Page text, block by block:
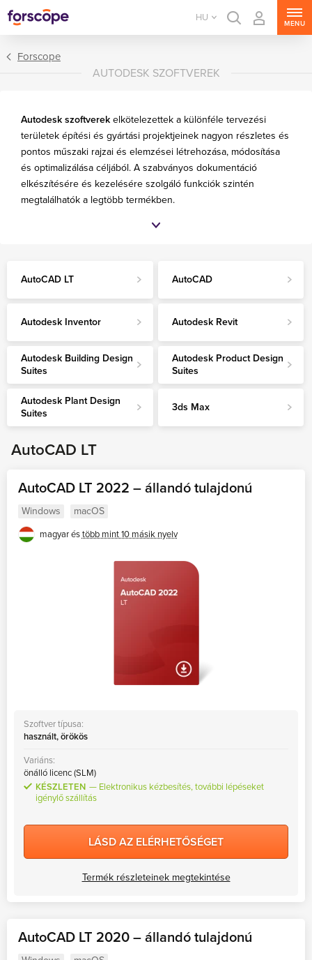
HU
MENU
AutoCAD
Autodesk Revit
Autodesk Building Design Suites
Autodesk Product Design Suites
3ds Max
Forscope
AUTODESK SZOFTVEREK
Autodesk szoftverek elkötelezettek a különféle tervezési
területek építési és gyártási projektjeinek nagyon részletes és
pontos műszaki rajzai és elemzései létrehozása, módosítása
és optimalizálása céljából. A szabványos dokumentáció
elkészítésére és kezelésére szolgáló funkciók szintén
megtalálhatók a legtöbb termékben.
Gyakran ismételt kérdések
Lejárati dátum nélküli Autodesk termékek:
Átruházhatók-e az Autodesk lejárat nélküli
termékei?
Milyen alkalmazásokat kínálnak a különböző
Autodesk Design szoftvercsomagok?
OLVASÁS FOLYTATÁSA
AutoCAD LT AutoCAD
Autodesk Inventor Autodesk Revit
Autodesk Building Design
Suites
Autodesk Product Design
Suites
Autodesk Plant Design
Suites
3ds Max
AutoCAD LT
AutoCAD LT 2022 – állandó tulajdonú
Windows macOS
magyar éstöbb mint 10 másik nyelv
Szoftver típusa:
használt, örökös
Variáns:
önálló licenc (SLM)
KÉSZLETEN
Elektronikus kézbesítés, további lépéseket
igénylő szállítás
LÁSD AZ ELÉRHETŐSÉGET
Termék részleteinek megtekintése
AutoCAD LT 2020 – állandó tulajdonú